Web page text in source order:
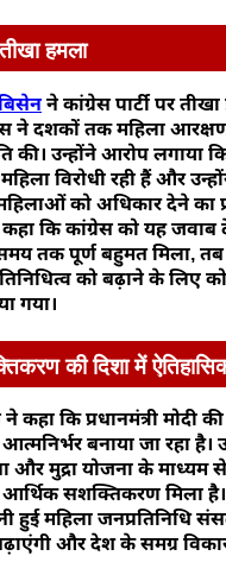
हमला
बिसेनने कांग्रेस पार्टी पर
ने दशकों तक महिला
की। उन्होंने आरोप लगाया
विरोधी रही हैं और
को अधिकार देने का
कहा कि कांग्रेस को यह जवाब
तक पूर्ण बहुमत मिला,
को बढ़ाने के लिए
गया।
की दिशा में
ने कहा कि प्रधानमंत्री मोदी
बनाया जा रहा है।
और मुद्रा योजना के माध्यम
सशक्तिकरण मिला है।
हुई महिला जनप्रतिनिधि
और देश के समग्र